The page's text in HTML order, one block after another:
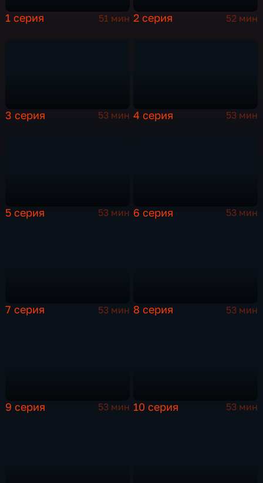
1 серия 51 мин 2 серия 52 мин
3 серия 53 мин 4 серия 53 мин
5 серия 53 мин 6 серия 53 мин
7 серия 53 мин 8 серия 53 мин
9 серия 53 мин 10 серия 53 мин